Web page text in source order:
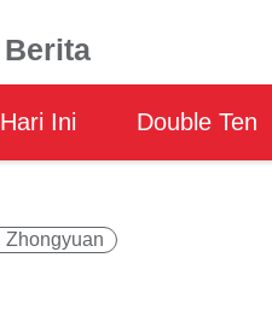
Berita
Ini Double Ten
Zhongyuan